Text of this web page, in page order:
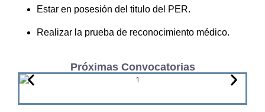
Estar en posesión del titulo del PER.
Realizar la prueba de reconocimiento médico.
Próximas Convocatorias